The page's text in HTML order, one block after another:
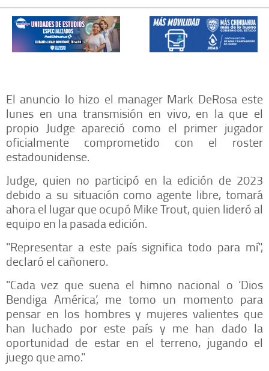
El anuncio lo hizo el manager Mark DeRosa este
lunes en una transmisión en vivo, en la que el
propio Judge apareció como el primer jugador
oficialmente comprometido con el roster
estadounidense.
Judge, quien no participó en la edición de 2023
debido a su situación como agente libre, tomará
ahora el lugar que ocupó Mike Trout, quien lideró al
equipo en la pasada edición.
"Representar a este país significa todo para mí",
declaró el cañonero.
"Cada vez que suena el himno nacional o ‘Dios
Bendiga América’, me tomo un momento para
pensar en los hombres y mujeres valientes que
han luchado por este país y me han dado la
oportunidad de estar en el terreno, jugando el
juego que amo."